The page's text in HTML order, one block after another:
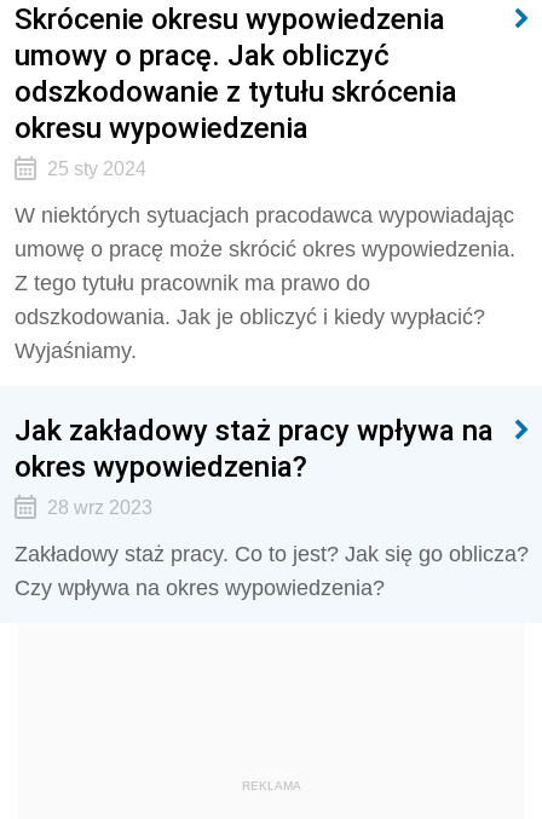
Skrócenie okresu wypowiedzenia
umowy o pracę. Jak obliczyć
odszkodowanie z tytułu skrócenia
okresu wypowiedzenia
25 sty 2024
W niektórych sytuacjach pracodawca wypowiadając
umowę o pracę może skrócić okres wypowiedzenia.
Z tego tytułu pracownik ma prawo do
odszkodowania. Jak je obliczyć i kiedy wypłacić?
Wyjaśniamy.
Jak zakładowy staż pracy wpływa na
okres wypowiedzenia?
28 wrz 2023
Zakładowy staż pracy. Co to jest? Jak się go oblicza?
Czy wpływa na okres wypowiedzenia?
REKLAMA